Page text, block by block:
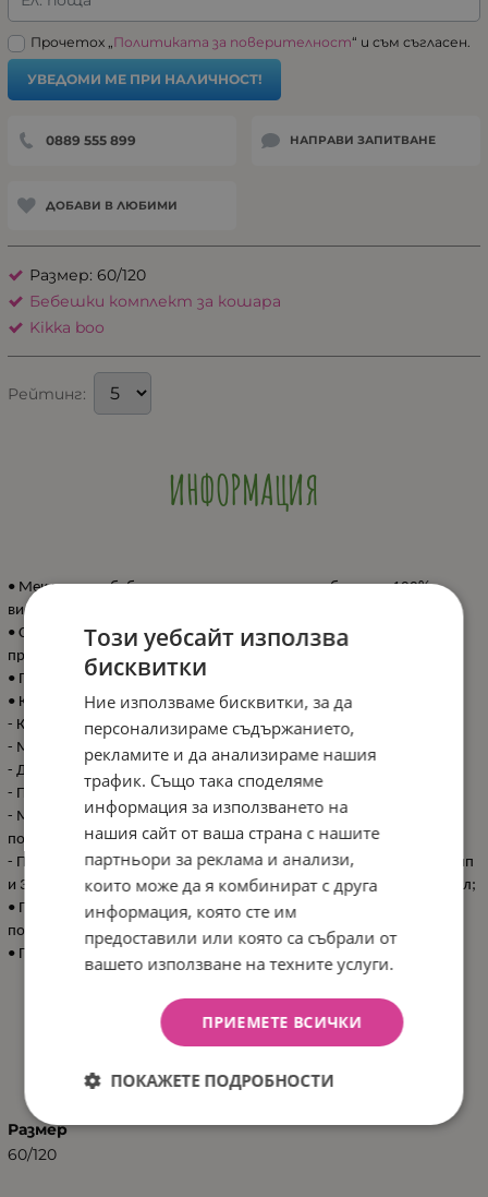
Прочетох „Политиката за поверителност“ и съм съгласен.
УВЕДОМИ МЕ ПРИ НАЛИЧНОСТ!
0889 555 899 НАПРАВИ ЗАПИТВАНЕ
ДОБАВИ В ЛЮБИМИ
Размер: 60/120
Бебешки комплект за кошара
Kikka boo
Рейтинг:
ИНФОРМАЦИЯ
• Мек и нежен бебешки спален комплект, изработен от 100%
висококачествен памук ранфорс;
• Сертифицирани по OEKO-TEX платове със закачлив дизайнерски
принт;
• Подходящ за бебешка кошара с размер 60x120см;
• Комплектът включва:
- Калъфка 35x45см с отваряне тип плик отстрани;
- Мека възглавница 35x45см;
- Долен чаршаф с ластик 60x120x15см;
- Плик за олекотена завивка с цип 95x135см;
- Мека и топла олекотена завивка 95x135см, изработена от
полиестерна вата и нетъкан текстил;
- Половин обиколник 35x180см, състоящ се от сваляем калъф с цип
и 3бр мек дунапренен пълнеж 35х60см, облечен в нетъкан текстил;
• Предлага се в предпазваща от праха PVC чанта с дръжки,
подходяща както за пренасяне, така и за съхранение;
• Произведено в България.
ХАРАКТЕРИСТИКИ
Размер
60/120
Този уебсайт използва
бисквитки
Ние използваме бисквитки, за да
персонализираме съдържанието,
рекламите и да анализираме нашия
трафик. Също така споделяме
информация за използването на
нашия сайт от ваша страна с нашите
партньори за реклама и анализи,
които може да я комбинират с друга
информация, която сте им
предоставили или която са събрали от
вашето използване на техните услуги.
ПРИЕМЕТЕ ВСИЧКИ
ПОКАЖЕТЕ ПОДРОБНОСТИ